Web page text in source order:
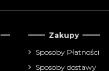
Zakupy
Sposoby Płatności
Sposoby dostawy